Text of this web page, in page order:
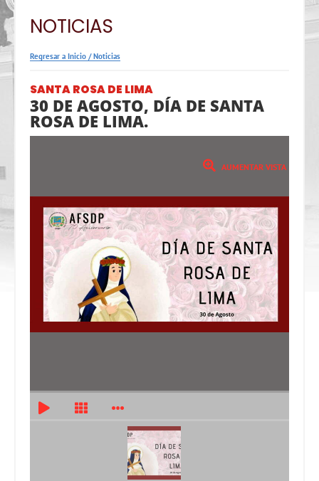
NOTICIAS
Regresar a Inicio /Noticias
SANTA ROSA DE LIMA
30 DE AGOSTO, DÍA DE SANTA
ROSA DE LIMA.